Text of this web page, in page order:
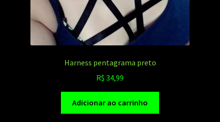
Harness pentagrama preto
R$ 34,99
Adicionar ao carrinho